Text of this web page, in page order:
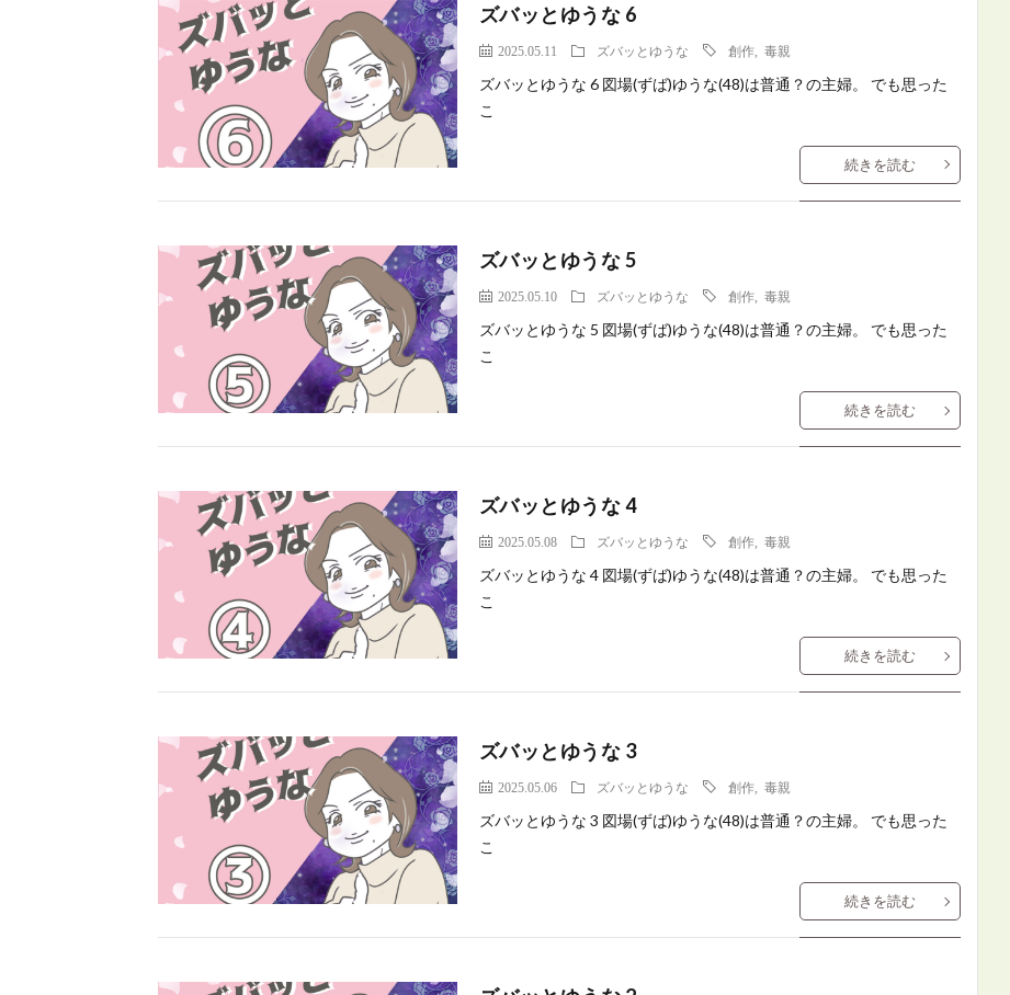
ズバッとゆうな 6
2025.05.11 ズバッとゆうな 創作, 毒親
ズバッとゆうな 6 図場(ずば)ゆうな(48)は普通？の主婦。 でも思った
こ
続きを読む
ズバッとゆうな 5
2025.05.10 ズバッとゆうな 創作, 毒親
ズバッとゆうな 5 図場(ずば)ゆうな(48)は普通？の主婦。 でも思った
こ
続きを読む
ズバッとゆうな 4
2025.05.08 ズバッとゆうな 創作, 毒親
ズバッとゆうな 4 図場(ずば)ゆうな(48)は普通？の主婦。 でも思った
こ
続きを読む
ズバッとゆうな 3
2025.05.06 ズバッとゆうな 創作, 毒親
ズバッとゆうな 3 図場(ずば)ゆうな(48)は普通？の主婦。 でも思った
こ
続きを読む